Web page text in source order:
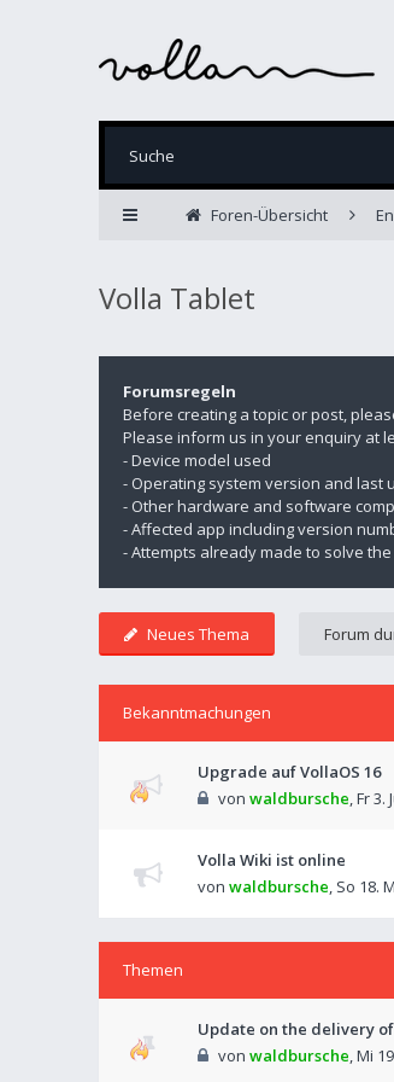
Foren-Übersicht
Volla Tablet
Forumsregeln
Before creating a topic or post,
Please inform us in your enquiry at
- Device model used
- Operating system version and last
- Other hardware and software
- Affected app including version
- Attempts already made to solve
Neues Thema
Bekanntmachungen
Upgrade auf VollaOS 16
von waldbursche,Fr 3.
Volla Wiki ist online
von waldbursche, So 18.
Themen
Update on the delivery
von waldbursche,Mi